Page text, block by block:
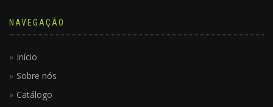
NAVEGAÇÃO
Início
Sobre nós
Catálogo